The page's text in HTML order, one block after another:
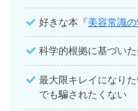
好きな本『美容常識
科学的根拠に基づい
最大限キレイになり
でも騙されたくない